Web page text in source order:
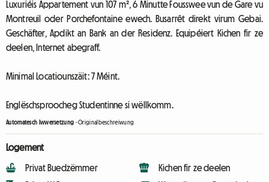
Luxuriéis Appartement vun 107 m², 6 Minutte Fousswee vun de Gare vu
Montreuil oder Porchefontaine ewech. Busarrêt direkt virum Gebai.
Geschäfter, Apdikt an Bank an der Residenz. Equipéiert Kichen fir ze
deelen, Internet abegraff.
Minimal Locatiounszäit: 7 Méint.
Englëschsproocheg Studentinne si wëllkomm.
Automatesch Iwwersetzung -Originalbeschreiwung
Logement
Privat Buedzëmmer
Kichen fir ze deelen